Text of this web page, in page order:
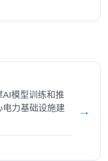
AI模型训练和推
力基础设施建